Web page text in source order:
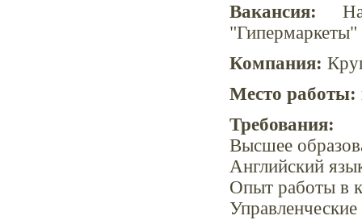
Вакансия:
"Гипермаркеты"
Компания:
Место работы:
Требования:
Высшее
Английский
Опыт работы в